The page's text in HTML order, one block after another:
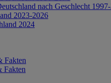
nach Geschlecht
2023-2026
2024
Fakten
Fakten